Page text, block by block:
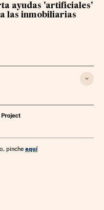
ayudas 'artificiales'
las inmobiliarias
pinche aquí